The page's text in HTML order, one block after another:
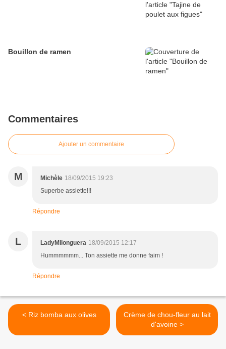
Bouillon de ramen
Commentaires
Ajouter un commentaire
M Michèle 18/09/2015 19:23
Superbe assiette!!!
Répondre
L LadyMilonguera 18/09/2015 12:17
Hummmmmm... Ton assiette me donne faim !
Répondre
< Riz bomba aux olives
Crème de chou-fleur au lait
d'avoine >